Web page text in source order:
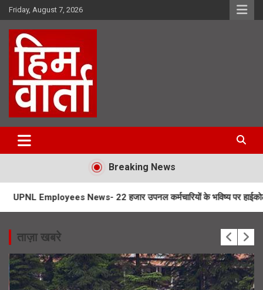
Skip
to
content
Friday, August 7, 2026
Him Varta
Breaking News
News- 22 हजार उपनल कर्मचारियों के भविष्य पर हाईकोर्ट में सुनवाई
ताज़ा खबरे